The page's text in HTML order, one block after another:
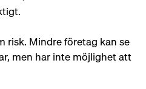
risk. Mindre företag kan se
men har inte möjlighet att